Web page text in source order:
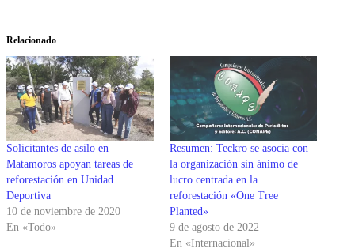
Relacionado
Solicitantes de asilo en
Matamoros apoyan tareas de
reforestación en Unidad
Deportiva
10 de noviembre de 2020
En «Todo»
Resumen: Teckro se asocia con
la organización sin ánimo de
lucro centrada en la
reforestación «One Tree
Planted»
9 de agosto de 2022
En «Internacional»